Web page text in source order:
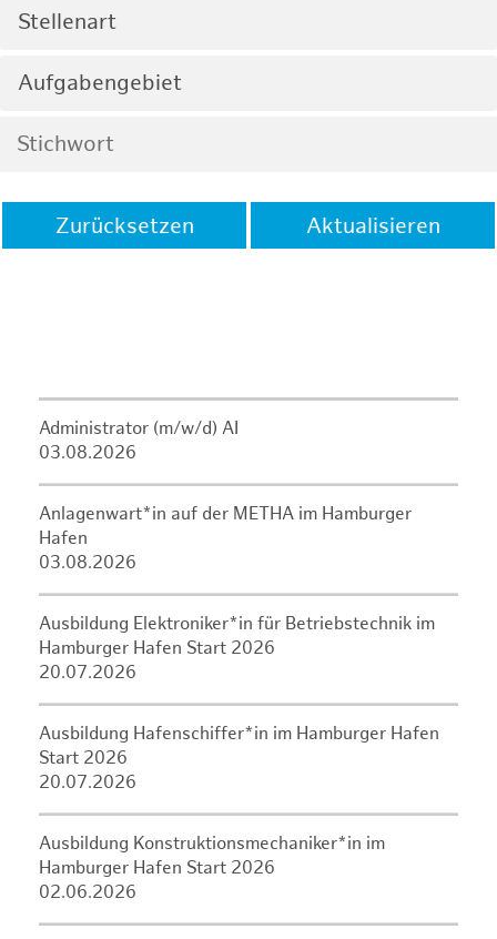
Stellenart
Aufgabengebiet
Zurücksetzen Aktualisieren
Administrator (m/w/d) AI
03.08.2026
Anlagenwart*in auf der METHA im Hamburger
Hafen
03.08.2026
Ausbildung Elektroniker*in für Betriebstechnik im
Hamburger Hafen Start 2026
20.07.2026
Ausbildung Hafenschiffer*in im Hamburger Hafen
Start 2026
20.07.2026
Ausbildung Konstruktionsmechaniker*in im
Hamburger Hafen Start 2026
02.06.2026